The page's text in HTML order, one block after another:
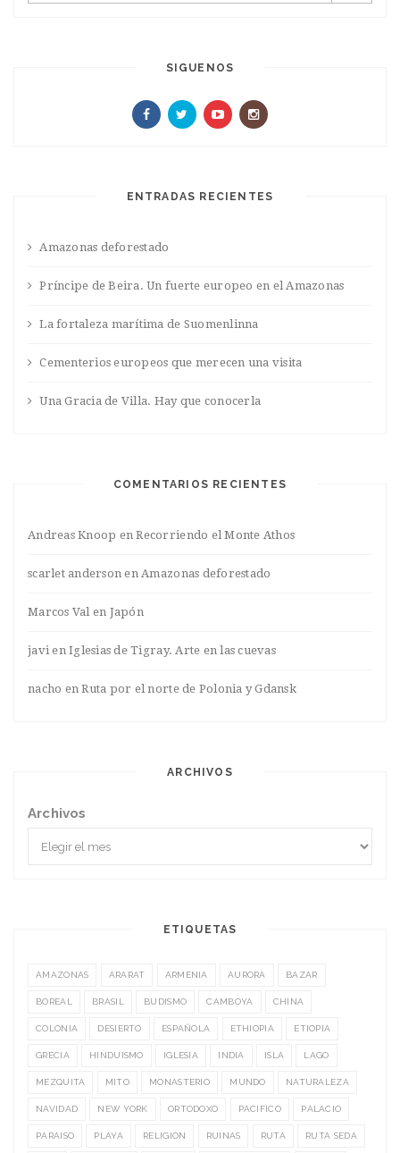
SIGUENOS
ENTRADAS RECIENTES
Amazonas deforestado
Príncipe de Beira. Un fuerte europeo en el Amazonas
La fortaleza marítima de Suomenlinna
Cementerios europeos que merecen una visita
Una Gracia de Villa. Hay que conocerla
COMENTARIOS RECIENTES
Andreas Knoop enRecorriendo el Monte Athos
scarlet anderson enAmazonas deforestado
Marcos Valen Japón
javienIglesias de Tigray. Arte en las cuevas
nacho enRuta por el norte de Polonia y Gdansk
ARCHIVOS
Archivos
ETIQUETAS
AMAZONAS ARARAT ARMENIA AURORA BAZAR
BOREAL BRASIL BUDISMO CAMBOYA CHINA
COLONIA DESIERTO ESPAÑOLA ETHIOPIA ETIOPIA
GRECIA HINDUISMO IGLESIA INDIA ISLA LAGO
MEZQUITA MITO MONASTERIO MUNDO NATURALEZA
NAVIDAD NEW YORK ORTODOXO PACIFICO PALACIO
PARAISO PLAYA RELIGIÓN RUINAS RUTA RUTA SEDA